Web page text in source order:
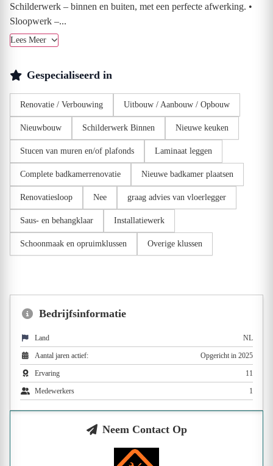
Schilderwerk – binnen en buiten, met een perfecte afwerking. •
Sloopwerk –...
Lees Meer
Gespecialiseerd in
Renovatie / Verbouwing Uitbouw / Aanbouw / Opbouw
Nieuwbouw Schilderwerk Binnen Nieuwe keuken
Stucen van muren en/of plafonds Laminaat leggen
Complete badkamerrenovatie Nieuwe badkamer plaatsen
Renovatiesloop Nee graag advies van vloerlegger
Saus- en behangklaar Installatiewerk
Schoonmaak en opruimklussen Overige klussen
Bedrijfsinformatie
Land NL
Aantal jaren actief: Opgericht in 2025
Ervaring 11
Medewerkers 1
Neem Contact Op